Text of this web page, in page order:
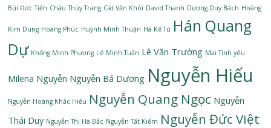
Bùi Đức Tiến Châu Thùy Trang Cát Văn Khôi David Thanh Dương Duy Bách Hoàng
Kim Dung Hoàng Phúc Huỳnh Minh Thuận Hà Kế Tú Hán Quang
Dự Khổng Minh Phương Lê Minh Tuấn Lê Văn Trường Mai Tình yêu
Milena Nguyễn Nguyễn Bá Dương Nguyễn Hiếu
Nguyễn Hoàng Khắc Hiếu Nguyễn Quang Ngọc Nguyễn
Thái Duy Nguyễn Thị Hà Bắc Nguyễn Tất Kiểm Nguyễn Đức Việt